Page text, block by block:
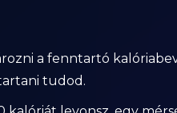
a fenntartó
tudod.